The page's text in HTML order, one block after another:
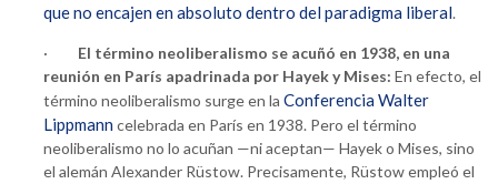
que no encajen en absoluto dentro del paradigma liberal.
· El término neoliberalismo se acuñó en 1938, en una
reunión en París apadrinada por Hayek y Mises: En efecto, el
término neoliberalismo surge en la Conferencia Walter
Lippmann celebrada en París en 1938. Pero el término
neoliberalismo no lo acuñan —ni aceptan— Hayek o Mises, sino
el alemán Alexander Rüstow. Precisamente, Rüstow empleó el